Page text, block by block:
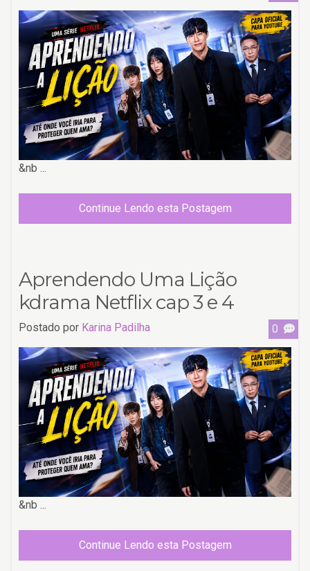
&nb ...
Continue Lendo esta Postagem
Aprendendo Uma Lição
kdrama Netflix cap 3 e 4
Postado por Karina Padilha 0
&nb ...
Continue Lendo esta Postagem